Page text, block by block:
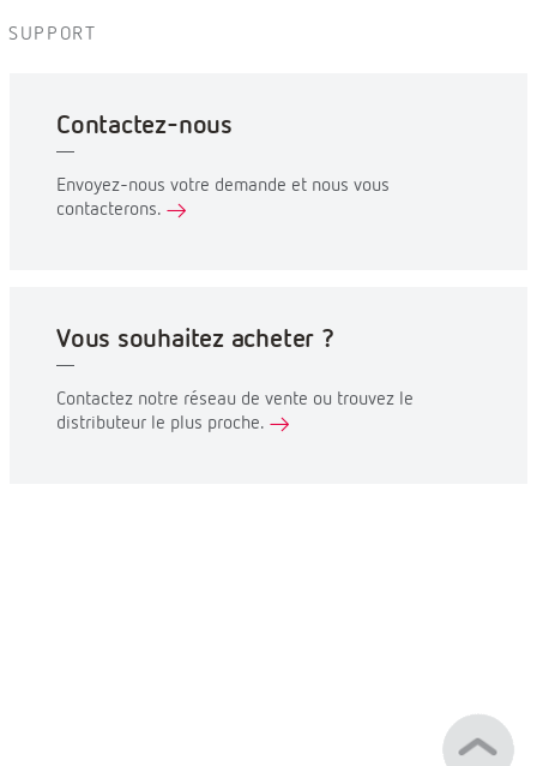
SUPPORT
Contactez-nous
Envoyez-nous votre demande et nous vous
contacterons.
Vous souhaitez acheter ?
Contactez notre réseau de vente ou trouvez le
distributeur le plus proche.